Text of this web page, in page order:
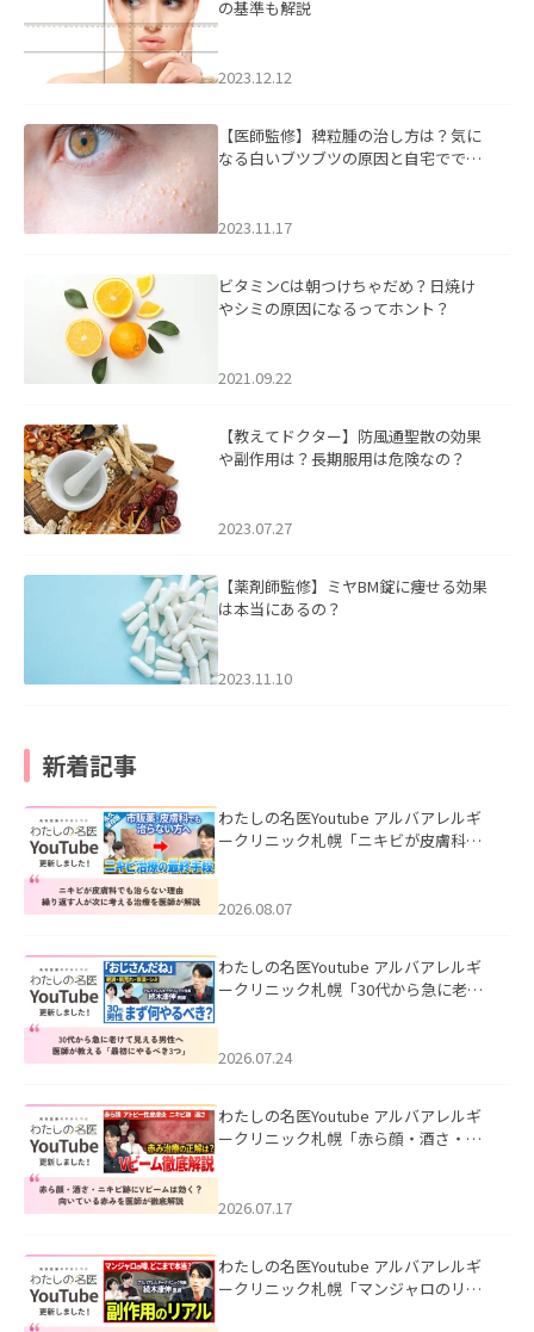
の基準も解説
2023.12.12
【医師監修】稗粒腫の治し方は？気に
なる白いブツブツの原因と自宅ででき
2023.11.17
ビタミンCは朝つけちゃだめ？日焼け
やシミの原因になるってホント？
2021.09.22
【教えてドクター】防風通聖散の効果
や副作用は？長期服用は危険なの？
2023.07.27
【薬剤師監修】ミヤBM錠に痩せる効果
は本当にあるの？
2023.11.10
新着記事
わたしの名医Youtube アルバアレルギ
ークリニック札幌「ニキビが皮膚科で
ました。
2026.08.07
わたしの名医Youtube アルバアレルギ
ークリニック札幌「30代から急に老け
た。
2026.07.24
わたしの名医Youtube アルバアレルギ
ークリニック札幌「赤ら顔・酒さ・ニ
した。
2026.07.17
わたしの名医Youtube アルバアレルギ
ークリニック札幌「マンジャロのリア